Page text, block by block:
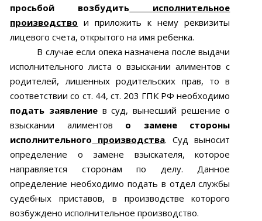
просьбой возбудить
исполнительное
производство и приложить к нему реквизиты
лицевого счета, открытого на имя ребенка.
В случае если опека назначена после выдачи
исполнительного листа о взыскании алиментов с
родителей, лишенных родительских прав, то в
соответствии со ст. 44, ст. 203 ГПК РФ необходимо
подать заявление в суд, вынесший решение о
взыскании алиментов о замене стороны
исполнительного производства. Суд выносит
определение о замене взыскателя, которое
направляется сторонам по делу. Данное
определение необходимо подать в отдел службы
судебных приставов, в производстве которого
возбуждено исполнительное производство.